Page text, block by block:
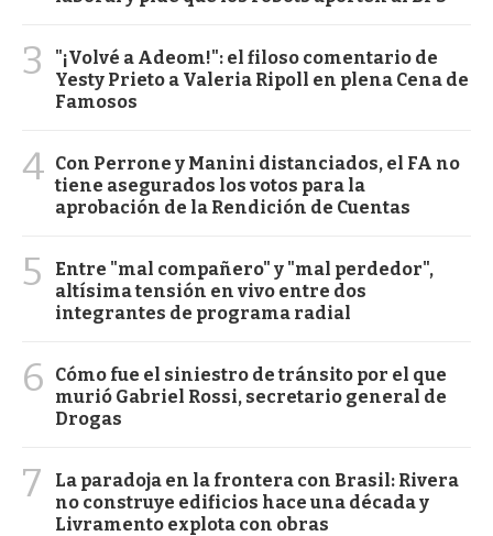
3
"¡Volvé a Adeom!": el filoso comentario de
Yesty Prieto a Valeria Ripoll en plena Cena de
Famosos
4 Con Perrone y Manini distanciados, el FA no
tiene asegurados los votos para la
aprobación de la Rendición de Cuentas
5
Entre "mal compañero" y "mal perdedor",
altísima tensión en vivo entre dos
integrantes de programa radial
6
Cómo fue el siniestro de tránsito por el que
murió Gabriel Rossi, secretario general de
Drogas
7
La paradoja en la frontera con Brasil: Rivera
no construye edificios hace una década y
Livramento explota con obras